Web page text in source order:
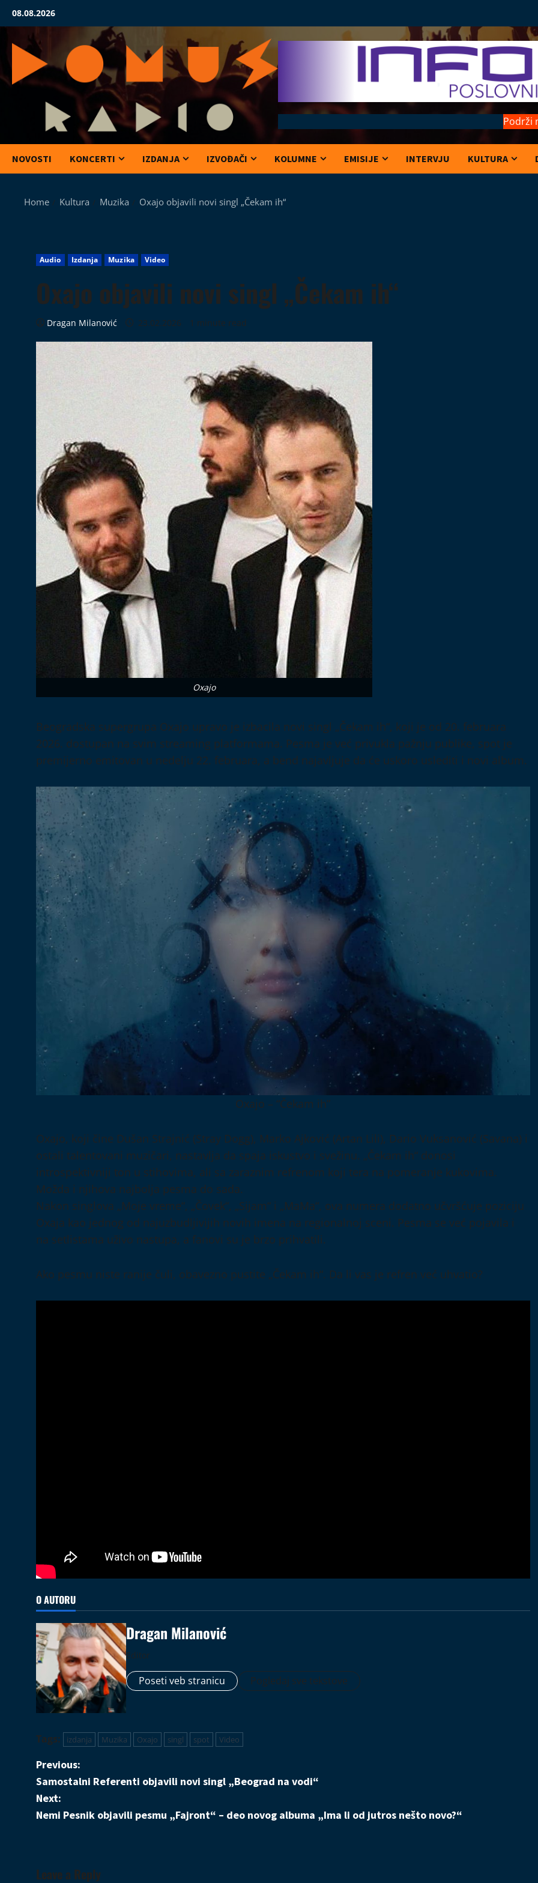
08.08.2026
Podrži
NOVOSTI KONCERTI IZDANJA IZVOĐAČI KOLUMNE EMISIJE INTERVJU KULTURA
Home Kultura Muzika Oxajo objavili novi singl „Čekam ih“
Audio Izdanja Muzika Video
Oxajo objavili novi singl „Čekam ih“
Dragan Milanović 23.02.2026 1 minute read
Oxajo
Beogradska supergrupa Oxajo upravo je izbacila novi singl „Čekam ih“, koji je od 20. februara
2026. dostupan na svim streaming platformama. Pesma je već privukla pažnju publike, spot je
premijerno emitovan u nedelju 22. februara, a bend najavljuje da će uskoro uslediti i novi album.
Oxajo – “Čekam ih”
Oxajo, koji čine Dušan Strajnić (Stray Dogg), Marko Ajković (Artan Lili), Dario Vuksanović (Savana) i
ostali talentovani muzičari, nastavlja da spaja iskustvo i svežinu. „Čekam ih“ donosi
introspektivniji ton u stihovima, ali sa zaraznim refrenom koji tera na pomeranje kukovima.
Možda i njihova najbolja pesma do sada.
Nakon singlova „Moje vreme“, „Čovek“, „Sijam“ i „MaMa“, ova numera dodatno učvršćuje poziciju
Oxaja kao jednog od najuzbudljivijih novih imena na regionalnoj sceni. Pesma se već pojavila i
na setlistama uživo nastupa, a fanovi su je brzo prihvatili.
Ako pesmu niste ranije čuli, obavezno pustite „Čekam ih“. Da li vas je refren već uhvatio?
O AUTORU
Dragan Milanović
Editor
Poseti veb stranicu Pogledaj sve tekstove
Tags: izdanja Muzika Oxajo singl spot Video
P
o
s
n
Previous:
Samostalni Referenti objavili novi singl „Beograd na vodi“
Next:
Nemi Pesnik objavili pesmu „Fajront“ – deo novog albuma „Ima li od jutros nešto novo?“
Leave a Reply